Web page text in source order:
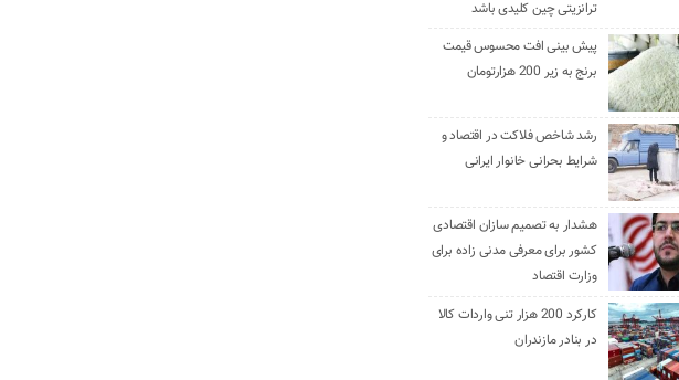
ترانزیتی چین کلیدی باشد
پیش بینی افت محسوس قیمت
برنج به زیر 200 هزارتومان
رشد شاخص فلاکت در اقتصاد و
شرایط بحرانی خانوار ایرانی
هشدار به تصمیم سازان اقتصادی
کشور برای معرفی مدنی زاده برای
وزارت اقتصاد
کارکرد 200 هزار تنی واردات کالا
در بنادر مازندران